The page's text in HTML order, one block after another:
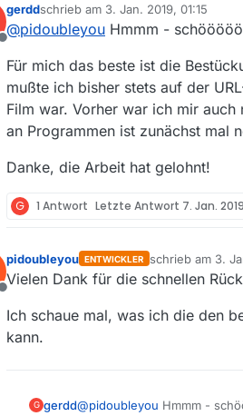
nachdem sich die
SRF-Crawlers aktiv
werden die
Bei Interesse könnt
Schon mal vorab
Offline
gerddschrieb am 3. Jan. 2019, 01:15
zuletzt editiert von
@pidoubleyou Hmmm -
Für mich das beste ist die
mußte ich bisher stets auf der
Film war. Vorher war ich mir
an Programmen ist zunächst mal
Danke, die Arbeit hat gelohnt!
G 1 Antwort Letzte Antwort 7. Jan.
Offline
pidoubleyou ENTWICKLER schrieb am 3.
zuletzt editiert
Vielen Dank für die schnellen
Ich schaue mal, was ich die den
kann.
G gerdd@pidoubleyou Hmmm -